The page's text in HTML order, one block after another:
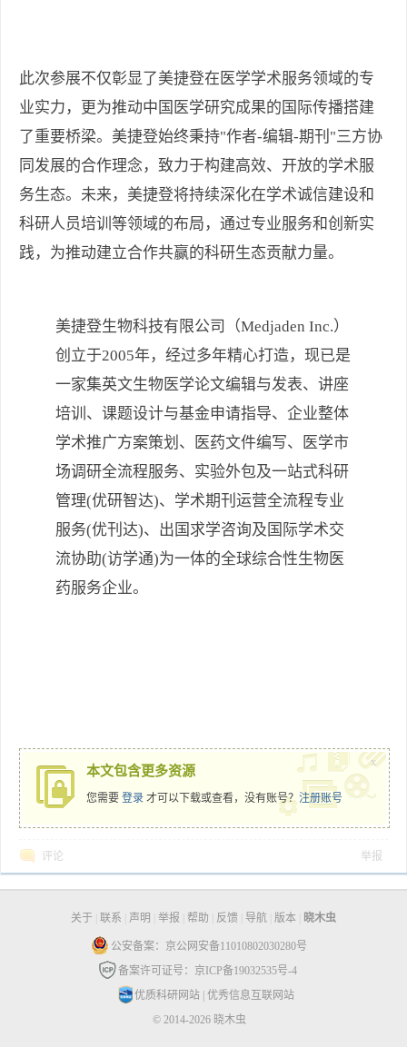
此次参展不仅彰显了美捷登在医学学术服务领域的专
业实力，更为推动中国医学研究成果的国际传播搭建
了重要桥梁。美捷登始终秉持"作者-编辑-期刊"三方协
同发展的合作理念，致力于构建高效、开放的学术服
务生态。未来，美捷登将持续深化在学术诚信建设和
科研人员培训等领域的布局，通过专业服务和创新实
践，为推动建立合作共赢的科研生态贡献力量。
美捷登生物科技有限公司（Medjaden Inc.）
创立于2005年，经过多年精心打造，现已是
一家集英文生物医学论文编辑与发表、讲座
培训、课题设计与基金申请指导、企业整体
学术推广方案策划、医药文件编写、医学市
场调研全流程服务、实验外包及一站式科研
管理(优研智达)、学术期刊运营全流程专业
服务(优刊达)、出国求学咨询及国际学术交
流协助(访学通)为一体的全球综合性生物医
药服务企业。
本文包含更多资源
您需要 登录 才可以下载或查看，没有账号？ 注册账号
x
评论 举报
关于 联系 声明 举报 帮助 反馈 导航 版本 晓木虫
公安备案：京公网安备11010802030280号
备案许可证号：京ICP备19032535号-4
优质科研网站| 优秀信息互联网站
© 2014-2026 晓木虫